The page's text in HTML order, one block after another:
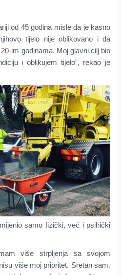
od 45 godina misle da je kasno
tijelo nije oblikovano i da
im godinama. Moj glavni cilj bio
i oblikujem tijelo”, rekao je
samo fizički, već i psihički
više strpljenja sa svojom
više moj prioritet. Sretan sam.